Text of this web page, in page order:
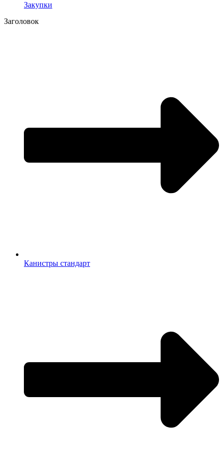
Закупки
Заголовок
Канистры стандарт